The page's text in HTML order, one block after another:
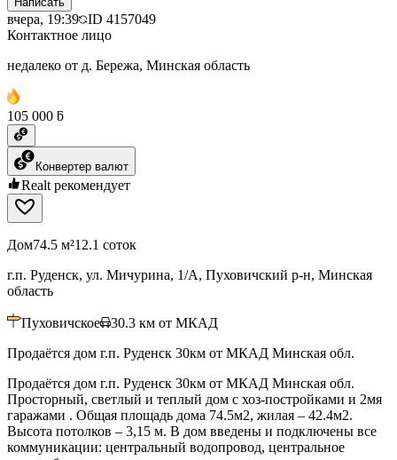
вчера, 19:39 ID 4157049
Контактное лицо
недалеко от д. Бережа, Минская область
105 000 ƃ
Конвертер валют
Realt рекомендует
Дом74.5 м²12.1 соток
г.п. Руденск, ул. Мичурина, 1/А, Пуховичский р-н, Минская
область
Пуховичское 30.3 км от МКАД
Продаётся дом г.п. Руденск 30км от МКАД Минская обл.
Продаётся дом г.п. Руденск 30км от МКАД Минская обл.
Просторный, светлый и теплый дом с хоз-постройками и 2мя
гаражами . Общая площадь дома 74.5м2, жилая – 42.4м2.
Высота потолков – 3,15 м. В дом введены и подключены все
коммуникации: центральный водопровод, центральное